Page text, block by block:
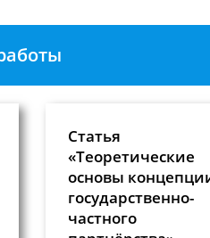
Статья
«Теоретические
основы
государственно-
частного